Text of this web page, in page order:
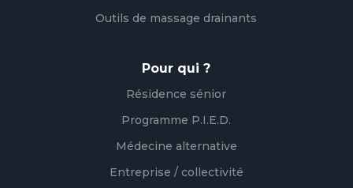
Outils de massage drainants
Pour qui ?
Résidence sénior
Programme P.I.E.D.
Médecine alternative
Entreprise / collectivité